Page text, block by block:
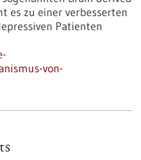
es zu einer verbesserten
Patienten
von-